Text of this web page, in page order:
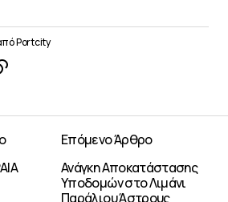
Portcity
Επόμενο Άρθρο
Ανάγκη Αποκατάστασης
Υποδομών στο Λιμάνι
Παράλιου Άστρους